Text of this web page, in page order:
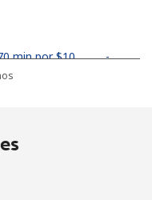
min por ⁦$10⁩ -